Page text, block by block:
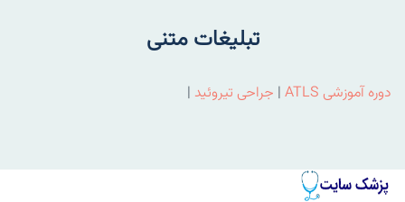
تبلیغات متنی
دوره آموزشی ATLS | جراحی تیروئید |